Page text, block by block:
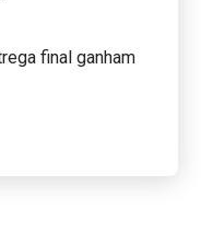
final ganham